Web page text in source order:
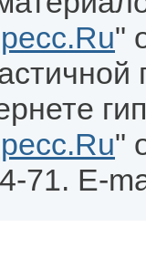
"
"
71. E-